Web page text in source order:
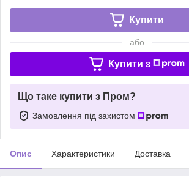
Купити
або
Купити з
Що таке купити з Пром?
Замовлення під захистом
Опис Характеристики Доставка